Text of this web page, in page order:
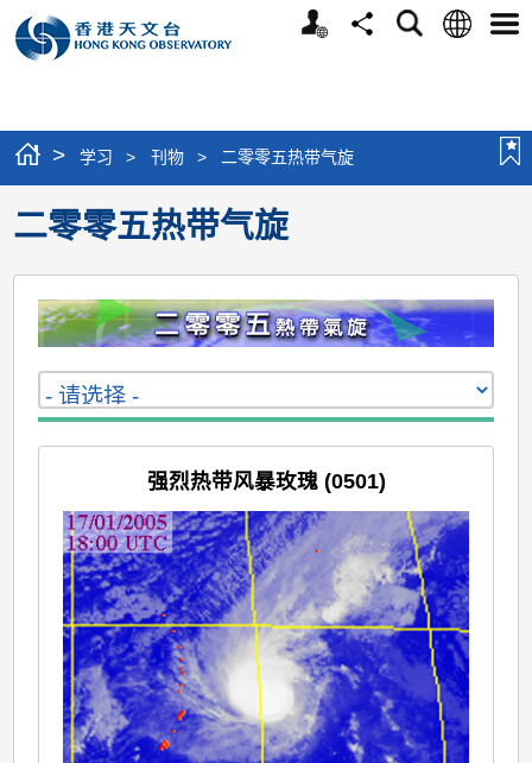
个
分
搜
语
选
> 学习 > 刊物 > 二零零五热带气旋
二零零五热带气旋
强烈热带风暴玫瑰 (0501)